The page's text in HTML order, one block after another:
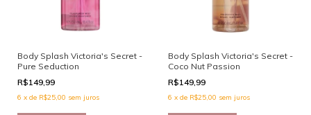
Body Splash Victoria's Secret -
Pure Seduction
R$149,99
6 x de R$25,00 sem juros
Body Splash Victoria's Secret -
Coco Nut Passion
R$149,99
6 x de R$25,00 sem juros